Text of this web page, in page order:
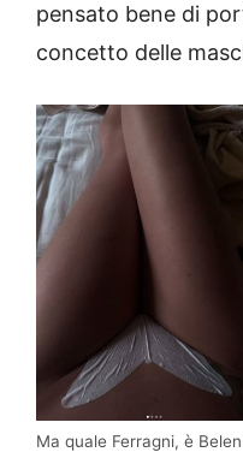
pensato bene di
concetto delle
Ma quale Ferragni, è